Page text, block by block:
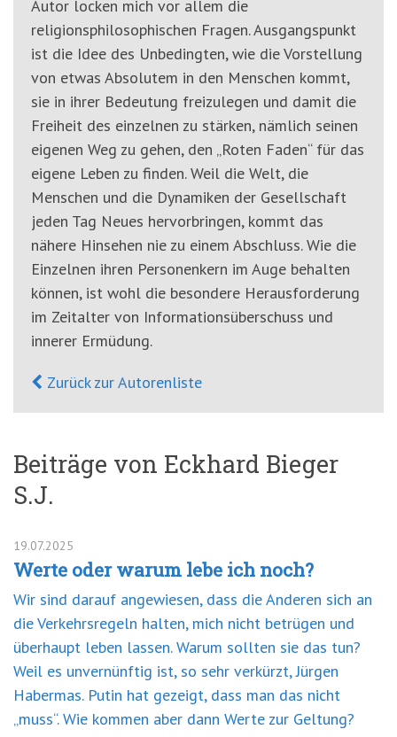
Autor locken mich vor allem die
religionsphilosophischen Fragen. Ausgangspunkt
ist die Idee des Unbedingten, wie die Vorstellung
von etwas Absolutem in den Menschen kommt,
sie in ihrer Bedeutung freizulegen und damit die
Freiheit des einzelnen zu stärken, nämlich seinen
eigenen Weg zu gehen, den „Roten Faden“ für das
eigene Leben zu finden. Weil die Welt, die
Menschen und die Dynamiken der Gesellschaft
jeden Tag Neues hervorbringen, kommt das
nähere Hinsehen nie zu einem Abschluss. Wie die
Einzelnen ihren Personenkern im Auge behalten
können, ist wohl die besondere Herausforderung
im Zeitalter von Informationsüberschuss und
innerer Ermüdung.
Zurück zur Autorenliste
Beiträge von Eckhard Bieger
S.J.
19.07.2025
Werte oder warum lebe ich noch?
Wir sind darauf angewiesen, dass die Anderen sich an
die Verkehrsregeln halten, mich nicht betrügen und
überhaupt leben lassen. Warum sollten sie das tun?
Weil es unvernünftig ist, so sehr verkürzt, Jürgen
Habermas. Putin hat gezeigt, dass man das nicht
„muss“. Wie kommen aber dann Werte zur Geltung?